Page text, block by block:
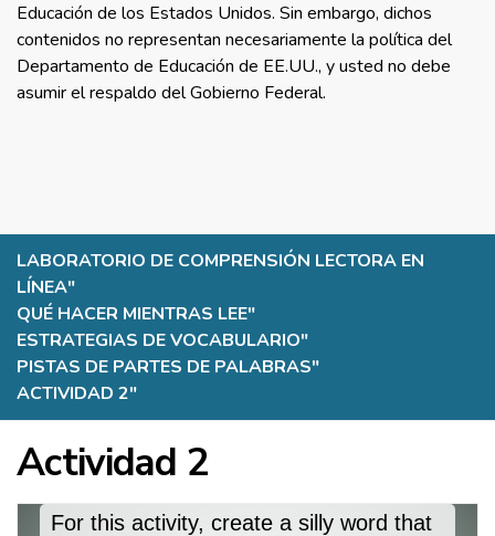
LABORATORIO DE COMPRENSIÓN LECTORA EN
LÍNEA"
QUÉ HACER MIENTRAS LEE"
ESTRATEGIAS DE VOCABULARIO"
PISTAS DE PARTES DE PALABRAS"
ACTIVIDAD 2"
Actividad 2
Educación de los Estados Unidos. Sin embargo, dichos
contenidos no representan necesariamente la política del
Departamento de Educación de EE.UU., y usted no debe
asumir el respaldo del Gobierno Federal.